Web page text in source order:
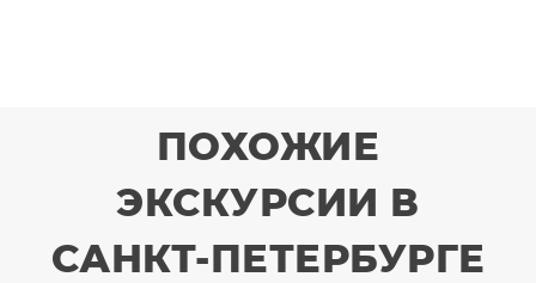
ПОХОЖИЕ
ЭКСКУРСИИ В
САНКТ-ПЕТЕРБУРГЕ